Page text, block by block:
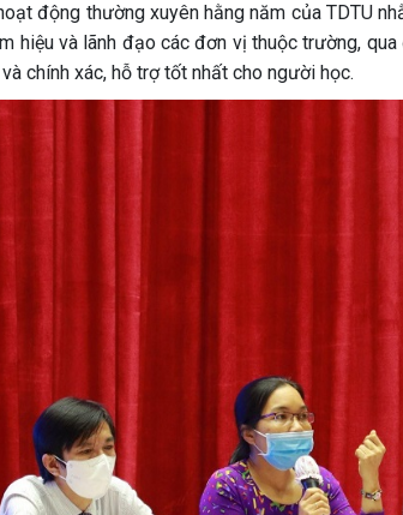
động thường xuyên hằng năm của TDTU
hiệu và lãnh đạo các đơn vị thuộc trường,
chính xác, hỗ trợ tốt nhất cho người học.